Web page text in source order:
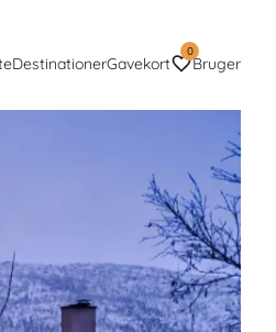
DestinationerGavekort
0
Bruger